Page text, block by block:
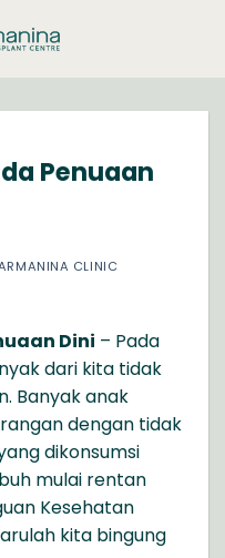
Penuaan
CLINIC
Dini – Pada
dari kita tidak
Banyak anak
dengan tidak
dikonsumsi
mulai rentan
Kesehatan
kita bingung